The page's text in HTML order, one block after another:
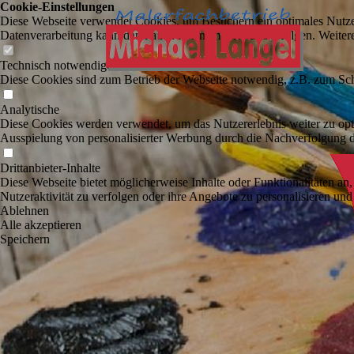
Cookie-Einstellungen
Diese Webseite verwendet Cookies, um Besuchern ein optimales
Datenverarbeitung kann dann auch in einem Drittland erfolgen.
Technisch notwendige
Diese Cookies sind zum Betrieb der Webseite notwendig, z.B. zum
Analytische
Diese Cookies werden verwendet, um das Nutzererlebnis weiter zu
Ausspielung von personalisierter Werbung durch die Nachverfolgung
Drittanbieter-Inhalte
Diese Webseite bietet möglicherweise Inhalte oder Funktionalitäten
Nutzeraktivität zu verfolgen oder ihre Angebote zu personalisieren
Ablehnen
Alle akzeptieren
Speichern